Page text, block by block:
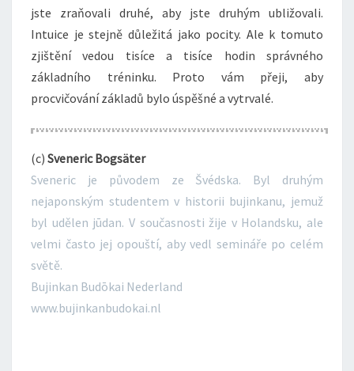
jste zraňovali druhé, aby jste druhým ubližovali.
Intuice je stejně důležitá jako pocity. Ale k tomuto
zjištění vedou tisíce a tisíce hodin správného
základního tréninku. Proto vám přeji, aby
procvičování základů bylo úspěšné a vytrvalé.
(c) Sveneric Bogsäter
Sveneric je původem ze Švédska. Byl druhým
nejaponským studentem v historii bujinkanu, jemuž
byl udělen jūdan. V současnosti žije v Holandsku, ale
velmi často jej opouští, aby vedl semináře po celém
světě.
Bujinkan Budōkai Nederland
www.bujinkanbudokai.nl